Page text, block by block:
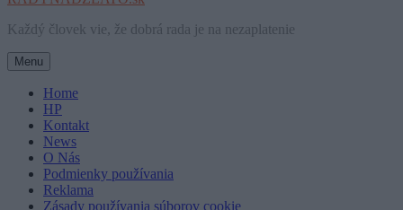
Každý človek vie, že dobrá rada je na nezaplatenie
Menu
Home
HP
Kontakt
News
O Nás
Podmienky používania
Reklama
Zásady používania súborov cookie